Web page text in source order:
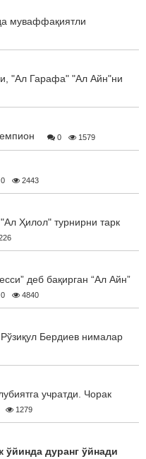
муваффақиятли
"Ал Гарафа" "Ал Айн"ни
0 1579
0 2443
Ҳилол" турнирни тарк
деб бақирган “Ал Айн”
0 4840
Бердиев нималар
учратди. Чорак
1279
дуранг ўйнади